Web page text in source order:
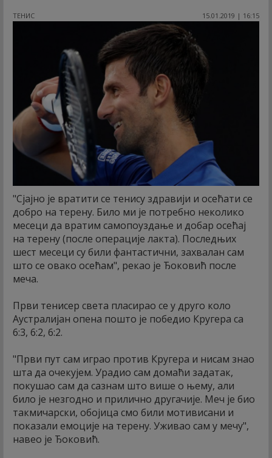
ТЕНИС 15.01.2019 | 16:15
"Сјајно је вратити се тенису здравији и осећати се
добро на терену. Било ми је потребно неколико
месеци да вратим самопоуздање и добар осећај
на терену (после операције лакта). Последњих
шест месеци су били фантастични, захвалан сам
што се овако осећам", рекао је Ђоковић после
меча.
Први тенисер света пласирао се у друго коло
Аустралијан опена пошто је победио Кругера са
6:3, 6:2, 6:2.
"Први пут сам играо против Кругера и нисам знао
шта да очекујем. Урадио сам домаћи задатак,
покушао сам да сазнам што више о њему, али
било је незгодно и прилично другачије. Меч је био
такмичарски, обојица смо били мотивисани и
показали емоције на терену. Уживао сам у мечу",
навео је Ђоковић.